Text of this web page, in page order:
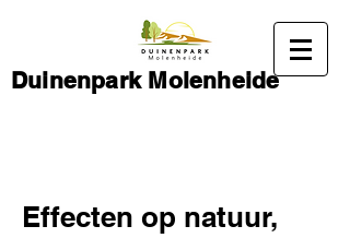
Duinenpark Molenheide
Effecten op natuur,